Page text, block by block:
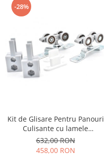
-28%
Kit de Glisare Pentru Panouri
Culisante cu lamele
orientabile
632,00 RON
458,00 RON